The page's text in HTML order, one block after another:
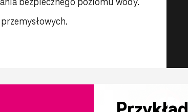
bezpiecznego poziomu wody.